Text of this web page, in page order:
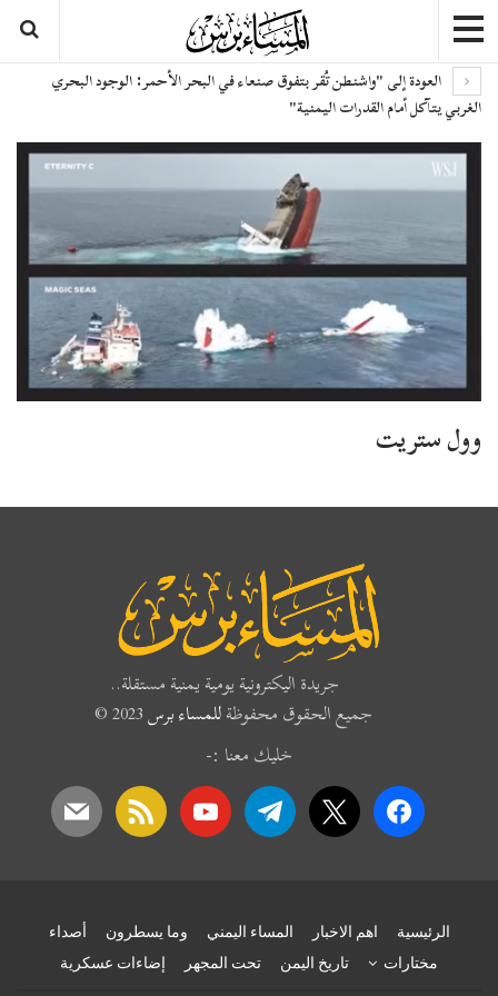
العودة إلى "واشنطن تُقر بتفوق صنعاء في البحر الأحمر: الوجود البحري
الغربي يتآكل أمام القدرات اليمنية"
وول ستريت
جريدة اليكترونية يومية يمنية مستقلة..
جميع الحقوق محفوظةللمساء برس
خليك معنا :-
facebook
x
telegram
youtube
rss
mail
الرئيسية اهم الاخبار المساء اليمني وما يسطرون
أصداء
مختارات
تاريخ اليمن تحت المجهر إضاءات عسكرية